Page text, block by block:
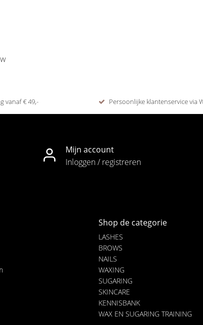
vanaf € 49,- Persoonlijke klantenservice via
Mijn account
Inloggen / registreren
Shop de categorie
LASHES
BROWS
NAILS
WAXING
SUGARING
SKINCARE
KENNISBANK
WAX EN SUGARING TRAINING